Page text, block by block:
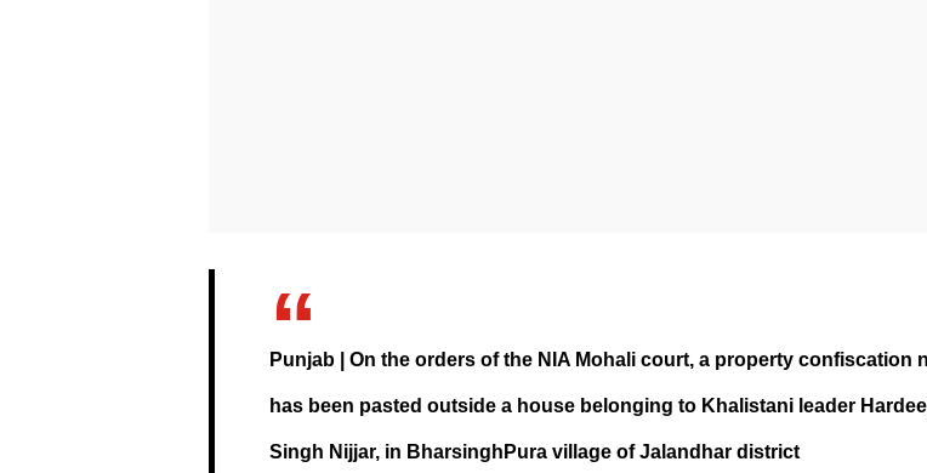
Punjab | On the orders of the NIA Mohali court, a property confiscation
has been pasted outside a house belonging to Khalistani leader
Singh Nijjar, in BharsinghPura village of Jalandhar district